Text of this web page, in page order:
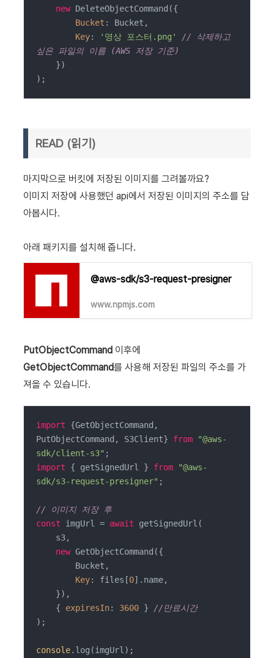
new DeleteObjectCommand({
Bucket : Bucket,
Key: '영상 포스터.png'
// 삭제하고
싶은 파일의 이름 (AWS 저장 기준)
);
READ (읽기)
마지막으로 버킷에 저장된 이미지를 그려볼까요?
이미지 저장에 사용했던 api에서 저장된 이미지의 주소를 담
아봅시다.
아래 패키지를 설치해 줍니다.
@aws-sdk/s3-request-presigner
www.npmjs.com
PutObjectCommand 이후에
GetObjectCommand를 사용해 저장된 파일의 주소를 가
져올 수 있습니다.
import {GetObjectCommand,
PutObjectCommand, S3Client} from
"@aws-
sdk/client-s3"
import { getSignedUrl } from
"@aws-
sdk/s3-request-presigner" ;
// 이미지 저장 후
const imgUrl = await getSignedUrl(
new GetObjectCommand({
Key: files[0].name,
    {
expiresIn: 3600 } //만료시간
);
console.log(imgUrl);